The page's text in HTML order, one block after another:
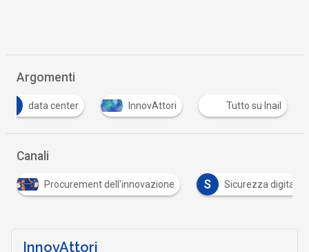
Argomenti
data center InnovAttori Tutto su Inail
Canali
Procurement dell'innovazione S Sicurezza digitale
InnovAttori